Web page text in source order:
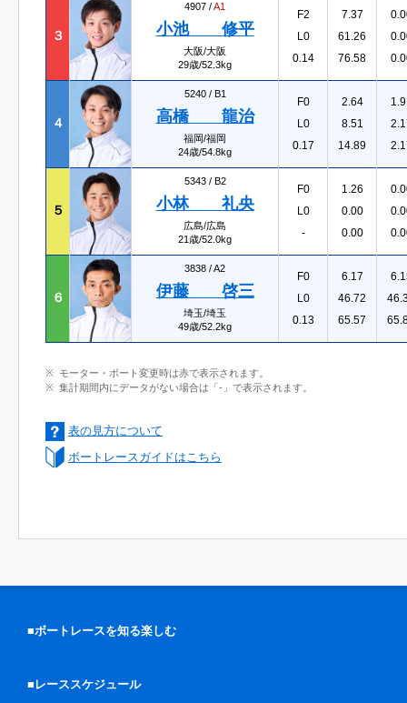
３
4907 /A1
小池 修平
大阪/大阪
29歳/52.3kg
F2
L0
0.14
7.37
61.26
76.58
４
5240 / B1
高橋 龍治
福岡/福岡
24歳/54.8kg
F0
L0
0.17
2.64
8.51
14.89
５
5343 / B2
小林 礼央
広島/広島
21歳/52.0kg
F0
L0
-
1.26
0.00
0.00
６
3838 /A2
伊藤 啓三
埼玉/埼玉
49歳/52.2kg
F0
L0
0.13
6.17
46.72
65.57
モーター・ボート変更時は赤で表示されます。
集計期間内にデータがない場合は「-」で表示されます。
表の見方について
ボートレースガイドはこちら
■ボートレースを知る楽しむ
■レーススケジュール